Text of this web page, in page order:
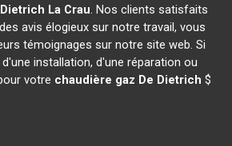
La Crau. Nos clients satisfaits
avis élogieux sur notre travail, vous
témoignages sur notre site web. Si
installation, d'une réparation ou
votre chaudière gaz De Dietrich $